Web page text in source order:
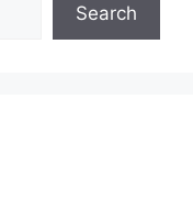
Search